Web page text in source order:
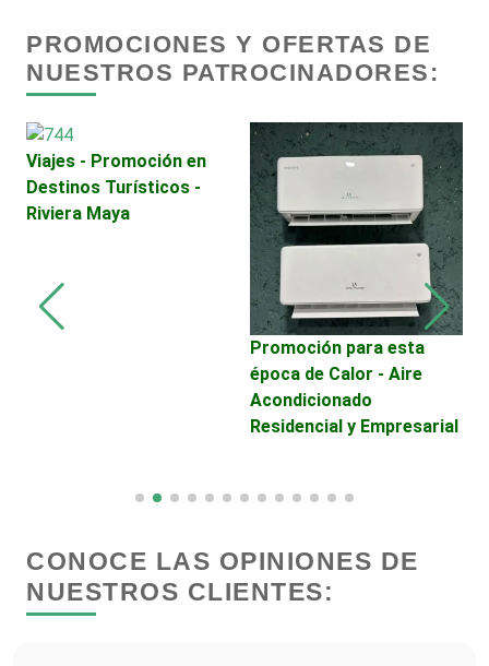
Centros de Nutrición
Centros Turísticos
Clubes Deportivos
PROMOCIONES Y OFERTAS DE
NUESTROS PATROCINADORES:
Viajes - Promoción en
Destinos Turísticos -
Riviera Maya
Promoción para esta
época de Calor - Aire
Acondicionado
Residencial y Empresarial
CONOCE LAS OPINIONES DE
NUESTROS CLIENTES: